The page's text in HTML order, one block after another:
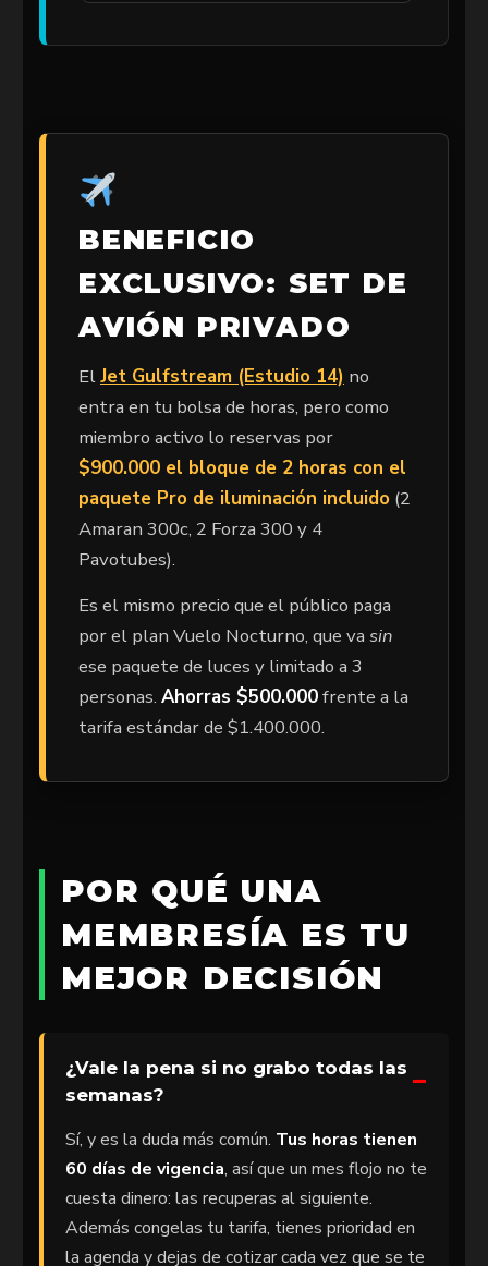
BENEFICIO
EXCLUSIVO: SET DE
AVIÓN PRIVADO
ElJet Gulfstream (Estudio 14) no
entra en tu bolsa de horas, pero como
miembro activo lo reservas por
$900.000 el bloque de 2 horas con el
paquete Pro de iluminación incluido (2
Amaran 300c, 2 Forza 300 y 4
Pavotubes).
Es el mismo precio que el público paga
por el plan Vuelo Nocturno, que va sin
ese paquete de luces y limitado a 3
personas. Ahorras $500.000frente a la
tarifa estándar de $1.400.000.
POR QUÉ UNA
MEMBRESÍA ES TU
MEJOR DECISIÓN
¿Vale la pena si no grabo todas las
semanas?
Sí, y es la duda más común. Tus horas tienen
60 días de vigencia, así que un mes flojo no te
cuesta dinero: las recuperas al siguiente.
Además congelas tu tarifa, tienes prioridad en
la agenda y dejas de cotizar cada vez que se te